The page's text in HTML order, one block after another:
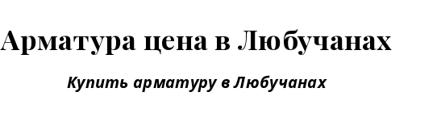
Арматура цена в Любучанах
Купить арматуру в Любучанах